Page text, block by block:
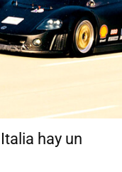
hay un